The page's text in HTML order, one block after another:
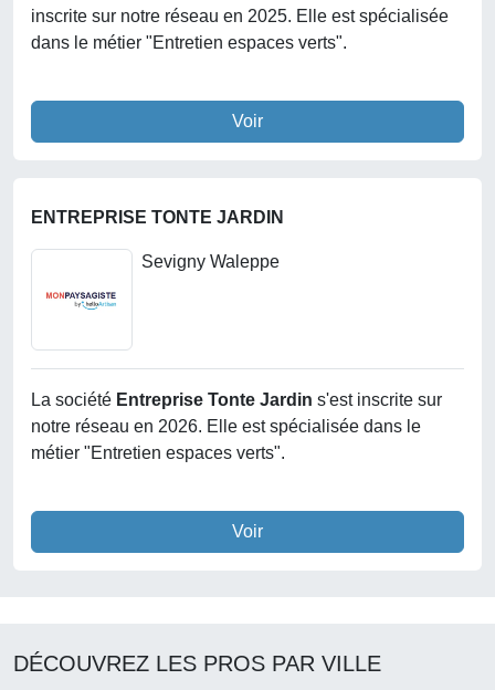
inscrite sur notre réseau en 2025. Elle est spécialisée
dans le métier "Entretien espaces verts".
Voir
ENTREPRISE TONTE JARDIN
Sevigny Waleppe
La société Entreprise Tonte Jardin s'est inscrite sur
notre réseau en 2026. Elle est spécialisée dans le
métier "Entretien espaces verts".
Voir
DÉCOUVREZ LES PROS PAR VILLE